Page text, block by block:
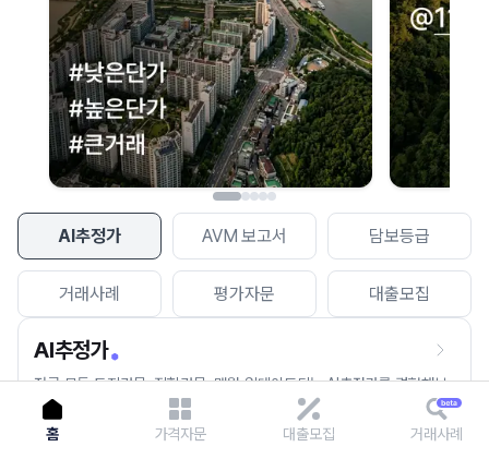
AI추정가 AVM 보고서 담보등급
거래사례 평가자문 대출모집
AI추정가
전국 모든 토지건물, 집합건물, 매월 업데이트되는 AI추정가를 경험해보
세요.
다시 시도
홈 가격자문 대출모집 거래사례